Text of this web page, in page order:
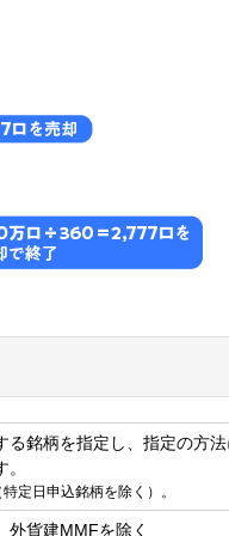
銘柄を指定し、指定の方
定日申込銘柄を除く）。
貨建MMFを除く